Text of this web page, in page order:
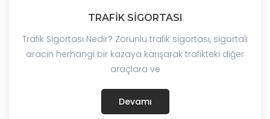
TRAFİK SİGORTASI
Trafik Sigortası Nedir? Zorunlu trafik sigortası, sigortalı
aracın herhangi bir kazaya karışarak trafikteki diğer
araçlara ve
Devamı